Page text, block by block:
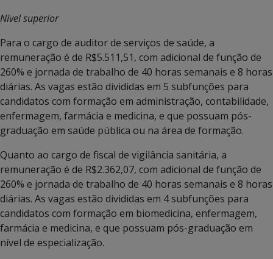
Nível superior
Para o cargo de auditor de serviços de saúde, a
remuneração é de R$5.511,51, com adicional de função de
260% e jornada de trabalho de 40 horas semanais e 8 horas
diárias. As vagas estão divididas em 5 subfunções para
candidatos com formação em administração, contabilidade,
enfermagem, farmácia e medicina, e que possuam pós-
graduação em saúde pública ou na área de formação.
Quanto ao cargo de fiscal de vigilância sanitária, a
remuneração é de R$2.362,07, com adicional de função de
260% e jornada de trabalho de 40 horas semanais e 8 horas
diárias. As vagas estão divididas em 4 subfunções para
candidatos com formação em biomedicina, enfermagem,
farmácia e medicina, e que possuam pós-graduação em
nível de especialização.